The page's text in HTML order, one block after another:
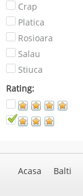
Crap
Platica
Rosioara
Salau
Stiuca
Rating:
Acasa Balti